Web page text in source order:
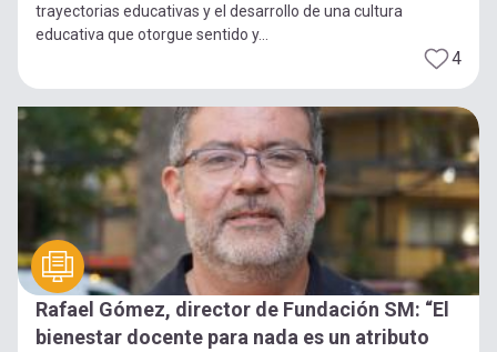
trayectorias educativas y el desarrollo de una cultura
educativa que otorgue sentido y...
4
Rafael Gómez, director de Fundación SM: “El
bienestar docente para nada es un atributo